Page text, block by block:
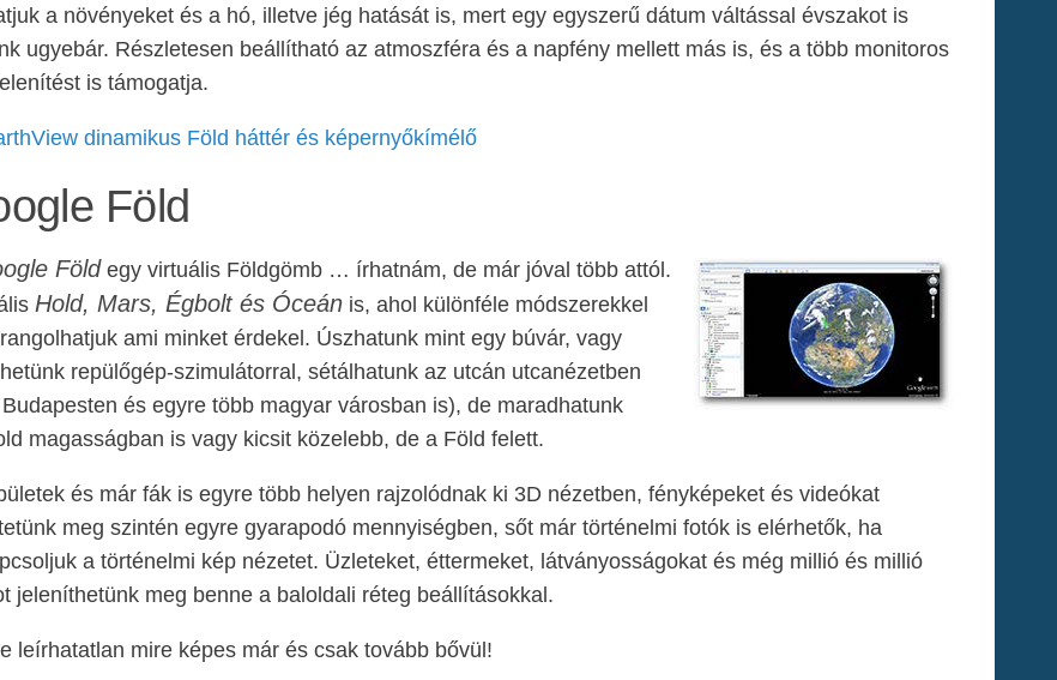
a növényeket és a hó, illetve jég hatását is, mert egy egyszerű dátum váltással évszakot is
ugyebár. Részletesen beállítható az atmoszféra és a napfény mellett más is, és a több monitoros
is támogatja.
dinamikus Föld háttér és képernyőkímélő
Föld
Földegy virtuális Földgömb … írhatnám, de már jóval több attól.
Hold, Mars, Égbolt és Óceán is, ahol különféle módszerekkel
ami minket érdekel. Úszhatunk mint egy búvár, vagy
repülőgép-szimulátorral, sétálhatunk az utcán utcanézetben
és egyre több magyar városban is), de maradhatunk
magasságban is vagy kicsit közelebb, de a Föld felett.
és már fák is egyre több helyen rajzolódnak ki 3D nézetben, fényképeket és videókat
meg szintén egyre gyarapodó mennyiségben, sőt már történelmi fotók is elérhetők, ha
a történelmi kép nézetet. Üzleteket, éttermeket, látványosságokat és még millió és millió
jeleníthetünk meg benne a baloldali réteg beállításokkal.
leírhatatlan mire képes már és csak tovább bővül!